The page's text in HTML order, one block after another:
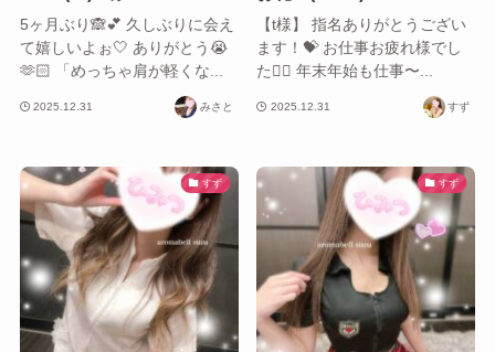
5ヶ月ぶり🙈︎💕︎ 久しぶりに会え
て嬉しいよぉ🤍 ありがとう😭
🫶🏻 「めっちゃ肩が軽くな...
2025.12.31 みさと
【t様】 指名ありがとうござい
ます！💝 お仕事お疲れ様でし
た😮‍💨 年末年始も仕事〜...
2025.12.31 すず
すず すず